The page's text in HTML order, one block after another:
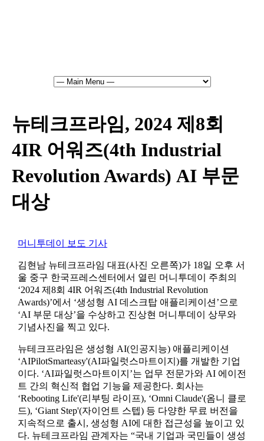
뉴테크프라임, 2024 제8회
4IR 어워즈(4th Industrial
Revolution Awards) AI 부문
대상
머니투데이 보도 기사
김현남 뉴테크프라임 대표(사진 오른쪽)가 18일 오후 서
울 중구 한국프레스센터에서 열린 머니투데이 주최의
‘2024 제8회 4IR 어워즈(4th Industrial Revolution
Awards)’에서 ‘생성형 AI 데스크탑 애플리케이션’으로
‘AI 부문 대상’을 수상하고 진상현 머니투데이 상무와
기념사진을 찍고 있다.
뉴테크프라임은 생성형 AI(인공지능) 애플리케이션
‘AIPilotSmarteasy'(AI파일럿스마트이지)를 개발한 기업
이다. ‘AI파일럿스마트이지’는 업무 전문가와 AI 에이전
트 간의 혁신적 협업 기능을 제공한다. 회사는
‘Rebooting Life'(리부팅 라이프), ‘Omni Claude'(옴니 클로
드), ‘Giant Step'(자이언트 스텝) 등 다양한 무료 버전을
지속적으로 출시, 생성형 AI에 대한 접근성을 높이고 있
다. 뉴테크프라임 관계자는 “국내 기업과 국민들이 생성